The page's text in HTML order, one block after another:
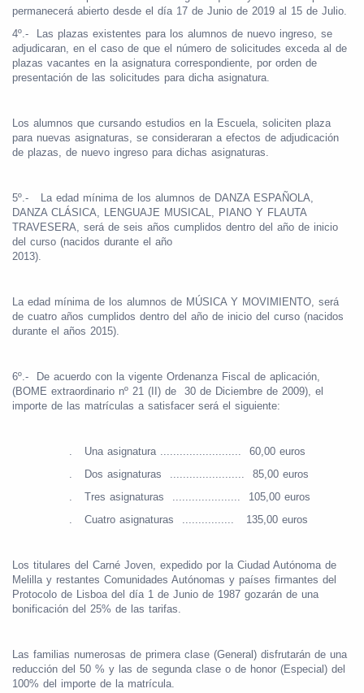
permanecerá abierto desde el día 17 de Junio de 2019 al 15 de Julio.
4º.-
Las plazas existentes para los alumnos de nuevo ingreso, se
adjudicaran, en el caso de que el número de solicitudes exceda al de
plazas vacantes en la asignatura correspondiente, por orden de
presentación de las solicitudes para dicha asignatura.
Los alumnos que cursando estudios en la Escuela, soliciten plaza
para nuevas asignaturas, se consideraran a efectos de adjudicación
de plazas, de nuevo ingreso para dichas asignaturas.
5º.-
La edad mínima de los alumnos de DANZA ESPAÑOLA,
DANZA CLÁSICA, LENGUAJE MUSICAL, PIANO Y FLAUTA
TRAVESERA, será de seis años cumplidos dentro del año de inicio
del curso (nacidos durante el año
2013).
La edad mínima de los alumnos de MÚSICA Y MOVIMIENTO, será
de cuatro años cumplidos dentro del año de inicio del curso (nacidos
durante el años 2015).
6º.-
De acuerdo con la vigente Ordenanza Fiscal de aplicación,
(BOME extraordinario nº 21 (II) de
30 de Diciembre de 2009), el
importe de las matrículas a satisfacer será el siguiente:
. Una asignatura .........................
60,00 euros
.
Dos asignaturas .......................
85,00 euros
.
Tres asignaturas .....................
105,00 euros
.
Cuatro asignaturas ................ 135,00 euros
Los titulares del Carné Joven, expedido por la Ciudad Autónoma de
Melilla y restantes Comunidades Autónomas y países firmantes del
Protocolo de Lisboa del día 1 de Junio de 1987 gozarán de una
bonificación del 25% de las tarifas.
Las familias numerosas de primera clase (General) disfrutarán de una
reducción del 50 % y las de segunda clase o de honor (Especial) del
100% del importe de la matrícula.